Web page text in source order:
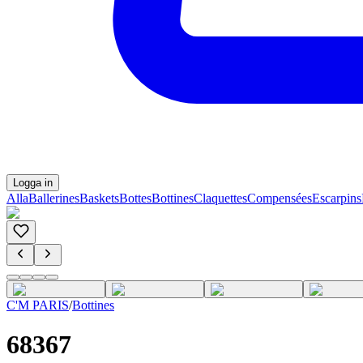
Logga in
AllaBallerinesBasketsBottesBottinesClaquettesCompenséesEscarpins
C'M PARIS/Bottines
68367